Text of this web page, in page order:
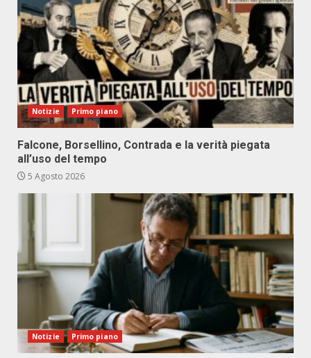
Notizie Primo piano
Falcone, Borsellino, Contrada e la verità piegata
all’uso del tempo
5 Agosto 2026
Notizie Primo piano